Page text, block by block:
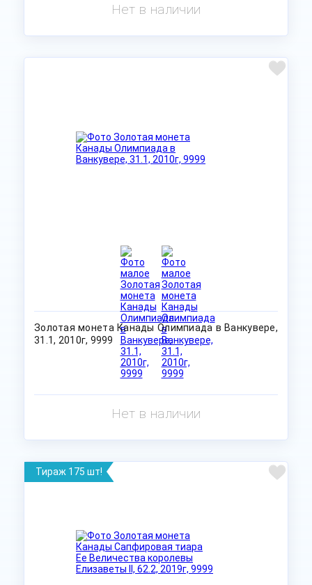
Нет в наличии
Золотая монета Канады Олимпиада в Ванкувере,
31.1, 2010г, 9999
Нет в наличии
Тираж 175 шт!